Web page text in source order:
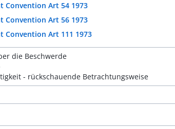
Convention Art 54 1973
Convention Art 56 1973
Convention Art 111 1973
die Beschwerde
- rückschauende Betrachtungsweise